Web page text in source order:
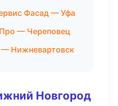
Фасад — Уфа
— Череповец
Нижневартовск
Новгород